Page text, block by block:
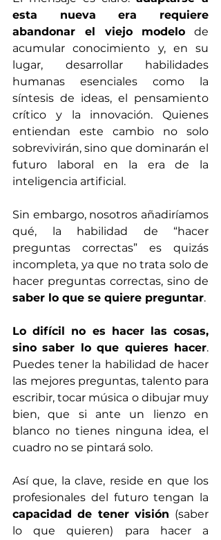
esta nueva era requiere
abandonar el viejo modelo de
acumular conocimiento y, en su
lugar, desarrollar habilidades
humanas esenciales como la
síntesis de ideas, el pensamiento
crítico y la innovación. Quienes
entiendan este cambio no solo
sobrevivirán, sino que dominarán el
futuro laboral en la era de la
inteligencia artificial.
Sin embargo, nosotros añadiríamos
qué, la habilidad de “hacer
preguntas correctas” es quizás
incompleta, ya que no trata solo de
saber lo que se quiere preguntar.
Lo difícil no es hacer las cosas,
sino saber lo que quieres hacer.
Puedes tener la habilidad de hacer
las mejores preguntas, talento para
escribir, tocar música o dibujar muy
bien, que si ante un lienzo en
blanco no tienes ninguna idea, el
cuadro no se pintará solo.
Así que, la clave, reside en que los
capacidad de tener visión (saber
lo que quieren) para hacer a